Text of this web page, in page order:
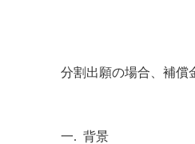
分割出願の場合、補償
一. 背景